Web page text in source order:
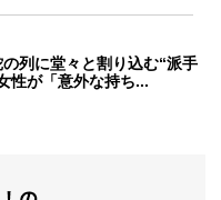
列に堂々と割り込む“派手
性が「意外な持ち...